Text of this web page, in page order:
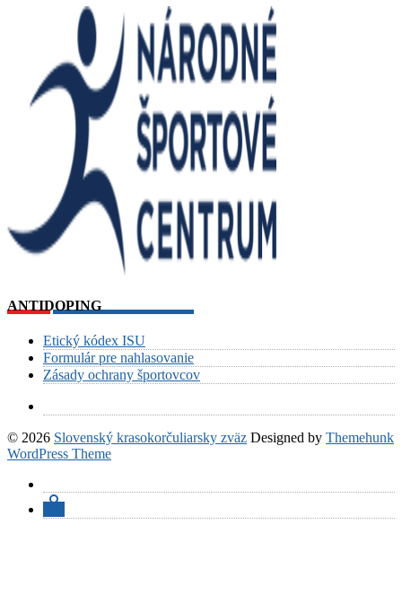
ANTIDOPING
Etický kódex ISU
Formulár pre nahlasovanie
Zásady ochrany športovcov
© 2026 Slovenský krasokorčuliarsky zväz Designed by Themehunk
WordPress Theme